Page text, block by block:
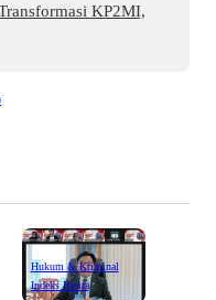
KP2MI,
Hukum & Kriminal
Indeks Berita